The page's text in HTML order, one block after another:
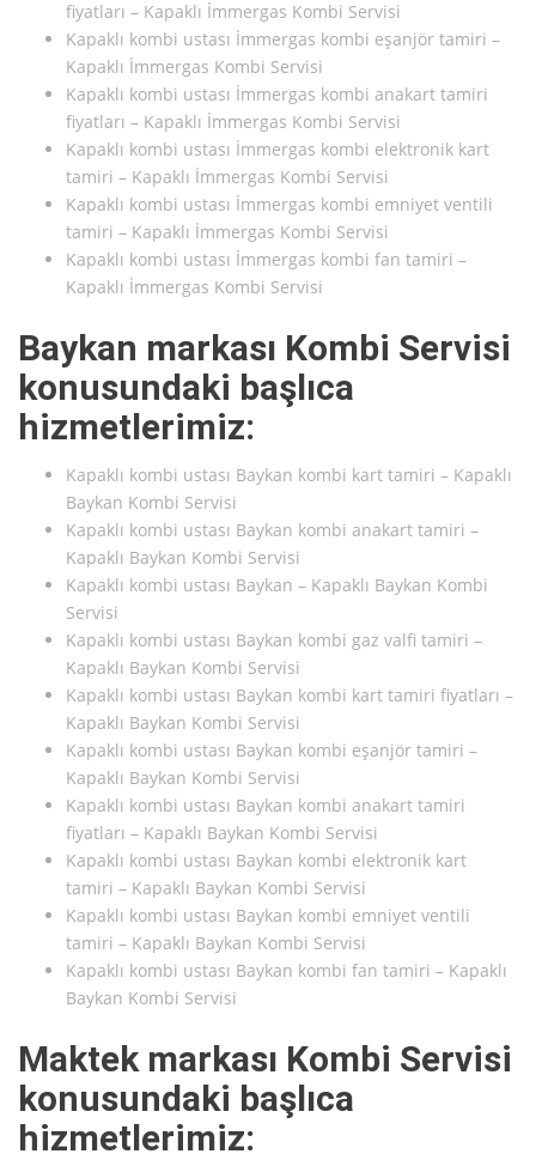
fiyatları – Kapaklı İmmergas Kombi Servisi
Kapaklı kombi ustası İmmergas kombi eşanjör tamiri –
Kapaklı İmmergas Kombi Servisi
Kapaklı kombi ustası İmmergas kombi anakart tamiri
fiyatları – Kapaklı İmmergas Kombi Servisi
Kapaklı kombi ustası İmmergas kombi elektronik kart
tamiri – Kapaklı İmmergas Kombi Servisi
Kapaklı kombi ustası İmmergas kombi emniyet ventili
tamiri – Kapaklı İmmergas Kombi Servisi
Kapaklı kombi ustası İmmergas kombi fan tamiri –
Kapaklı İmmergas Kombi Servisi
Baykan markası Kombi Servisi
konusundaki başlıca
hizmetlerimiz:
Kapaklı kombi ustası Baykan kombi kart tamiri – Kapaklı
Baykan Kombi Servisi
Kapaklı kombi ustası Baykan kombi anakart tamiri –
Kapaklı Baykan Kombi Servisi
Kapaklı kombi ustası Baykan – Kapaklı Baykan Kombi
Servisi
Kapaklı kombi ustası Baykan kombi gaz valfi tamiri –
Kapaklı Baykan Kombi Servisi
Kapaklı kombi ustası Baykan kombi kart tamiri fiyatları –
Kapaklı Baykan Kombi Servisi
Kapaklı kombi ustası Baykan kombi eşanjör tamiri –
Kapaklı Baykan Kombi Servisi
Kapaklı kombi ustası Baykan kombi anakart tamiri
fiyatları – Kapaklı Baykan Kombi Servisi
Kapaklı kombi ustası Baykan kombi elektronik kart
tamiri – Kapaklı Baykan Kombi Servisi
Kapaklı kombi ustası Baykan kombi emniyet ventili
tamiri – Kapaklı Baykan Kombi Servisi
Kapaklı kombi ustası Baykan kombi fan tamiri – Kapaklı
Baykan Kombi Servisi
Maktek markası Kombi Servisi
konusundaki başlıca
hizmetlerimiz: